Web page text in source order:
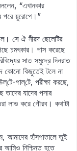
“এখানকার
পরে য়ুরোপে।”
সে ঐ নীরদ ছেলেটির
চমৎকার। পাস করেছে
সাত সমুদ্রে দিনরাত
কিছুতেই টলে না
পাল্‌টে, পরীক্ষা করছে,
যাদের পসার
লাভ করে গৌরব। কথাটা
আমাদের হাঁসপাতালে তুই
আমিও নিশ্চিন্ত হতে